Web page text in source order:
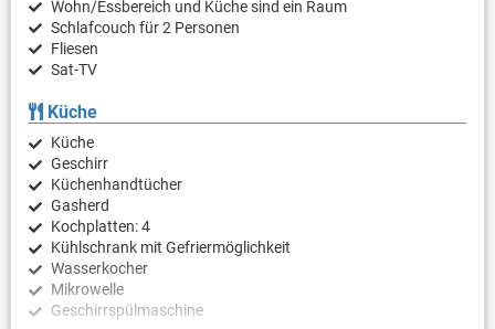
Wohn/Essbereich und Küche sind ein Raum
Schlafcouch für 2 Personen
Fliesen
Sat-TV
Küche
Küche
Geschirr
Küchenhandtücher
Gasherd
Kochplatten: 4
Kühlschrank mit Gefriermöglichkeit
Wasserkocher
Mikrowelle
Geschirrspülmaschine